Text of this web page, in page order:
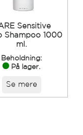
Sensitive
Shampoo 1000
ml.
Beholdning:
På lager.
Se mere